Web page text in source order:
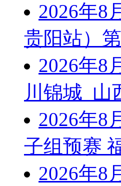
2026年8
贵阳站）
2026年8
川锦城
2026年8
子组预赛
2026年8